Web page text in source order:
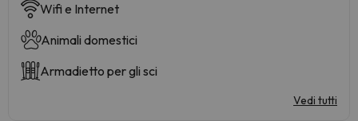
Wifi e Internet
Animali domestici
Armadietto per gli sci
Vedi tutti